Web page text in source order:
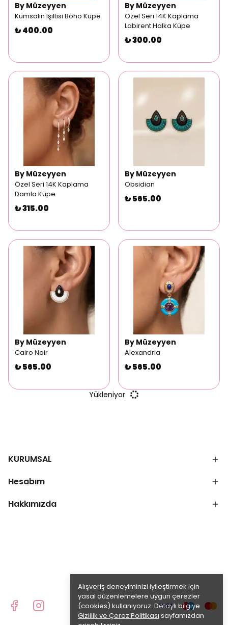
Alışveriş deneyiminizi iyileştirmek için
yasal düzenlemelere uygun çerezler
(cookies) kullanıyoruz. Detaylı bilgiye
Gizlilik ve Çerez Politikası sayfamızdan
By Müzeyyen
Kumsalın Işıltısı Boho Küpe
₺ 400.00
By Müzeyyen
Özel Seri 14K Kaplama
Labirent Halka Küpe
₺ 300.00
By Müzeyyen
Özel Seri 14K Kaplama
Damla Küpe
₺ 315.00
By Müzeyyen
Obsidian
₺ 565.00
By Müzeyyen
Cairo Noir
₺ 565.00
By Müzeyyen
Alexandria
₺ 565.00
Yükleniyor
KURUMSAL
Hesabım
Hakkımızda